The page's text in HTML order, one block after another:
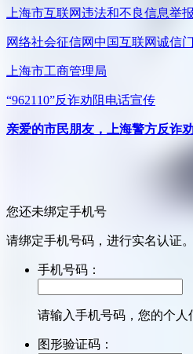
上海市互联网违法和不良信息举
网络社会征信网中国互联网诚信
上海市工商管理局
“962110”反诈劝阻电话宣传
亲爱的市民朋友，上海警方反诈
您还未绑定手机号
请绑定手机号码，进行实名认证。
手机号码：
请输入手机号码，您的个
图形验证码：